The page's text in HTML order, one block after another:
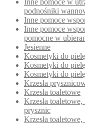
Inne pomoce w
podnośniki
Inne pomoce
Inne pomoce
pomocne w
Jesienne
Kosmetyki do
Kosmetyki do
Kosmetyki do
Krzesła
Krzesła toaletowe
Krzesła
prysznic
Krzesła